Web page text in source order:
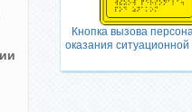
Кнопка вызова
оказания